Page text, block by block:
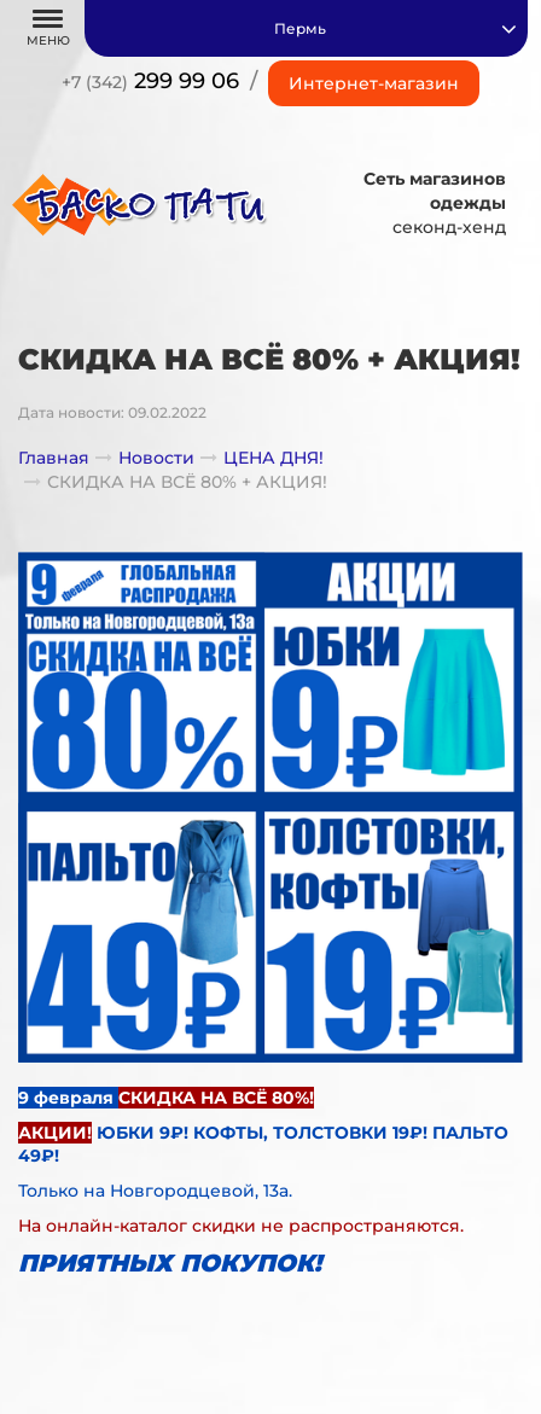
МЕНЮ
+7 (342) 299 99 06 / Интернет-магазин
Пермь
Сеть магазинов
одежды
секонд-хенд
СКИДКА НА ВСЁ 80% + АКЦИЯ!
Дата новости: 09.02.2022
Главная Новости
ЦЕНА ДНЯ!
СКИДКА НА ВСЁ 80% + АКЦИЯ!
9 февраля СКИДКА НА ВСЁ 80%!
АКЦИИ! ЮБКИ 9₽! КОФТЫ, ТОЛСТОВКИ 19₽! ПАЛЬТО
49₽!
Только на Новгородцевой, 13а.
На онлайн-каталог скидки не распространяются.
ПРИЯТНЫХ ПОКУПОК!